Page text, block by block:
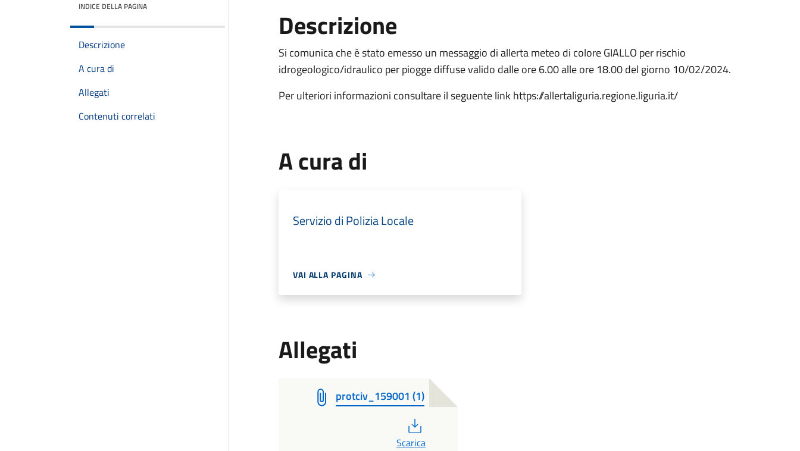
INDICE DELLA PAGINA
Descrizione
A cura di
Allegati
Contenuti correlati
Descrizione
Si comunica che è stato emesso un messaggio di allerta meteo di colore GIALLO per rischio
idrogeologico/idraulico per piogge diffuse valido dalle ore 6.00 alle ore 18.00 del giorno 10/02/2024.
Per ulteriori informazioni consultare il seguente link https://allertaliguria.regione.liguria.it/
A cura di
Servizio di Polizia Locale
VAI ALLA PAGINA
Allegati
protciv_159001 (1)
Scarica